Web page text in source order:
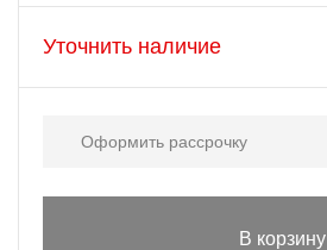
Уточнить наличие
Оформить рассрочку
В корзину